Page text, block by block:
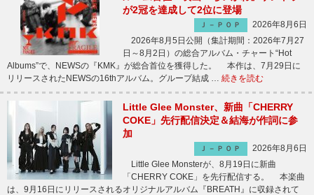
が2冠を達成して2位に登場
Ｊ－ＰＯＰ
2026年8月6日
2026年8月5日公開（集計期間：2026年7月27
日～8月2日）の総合アルバム・チャート“Hot
Albums”で、NEWSの『KMK』が総合首位を獲得した。 本作は、7月29日に
リリースされたNEWSの16thアルバム。グループ結成 … 続きを読む
Little Glee Monster、新曲「CHERRY
COKE」先行配信決定＆結海が作詞に参
加
Ｊ－ＰＯＰ
2026年8月6日
Little Glee Monsterが、8月19日に新曲
「CHERRY COKE」を先行配信する。 本楽曲
は、9月16日にリリースされるオリジナルアルバム『BREATH』に収録されて